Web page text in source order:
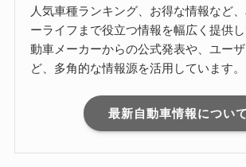
人気車種ランキング、お得な情報など
ーライフまで役立つ情報を幅広く提供
動車メーカーからの公式発表や、ユー
ど、多角的な情報源を活用しています。
最新自動車情報について